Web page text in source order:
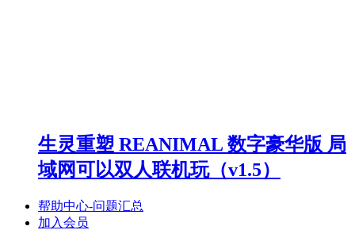
生灵重塑 REANIMAL 数字豪华版 局
域网可以双人联机玩（v1.5）
帮助中心-问题汇总
加入会员